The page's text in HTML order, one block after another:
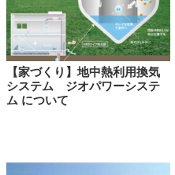
【家づくり】地中熱利用換気
システム ジオパワーシステ
ム について